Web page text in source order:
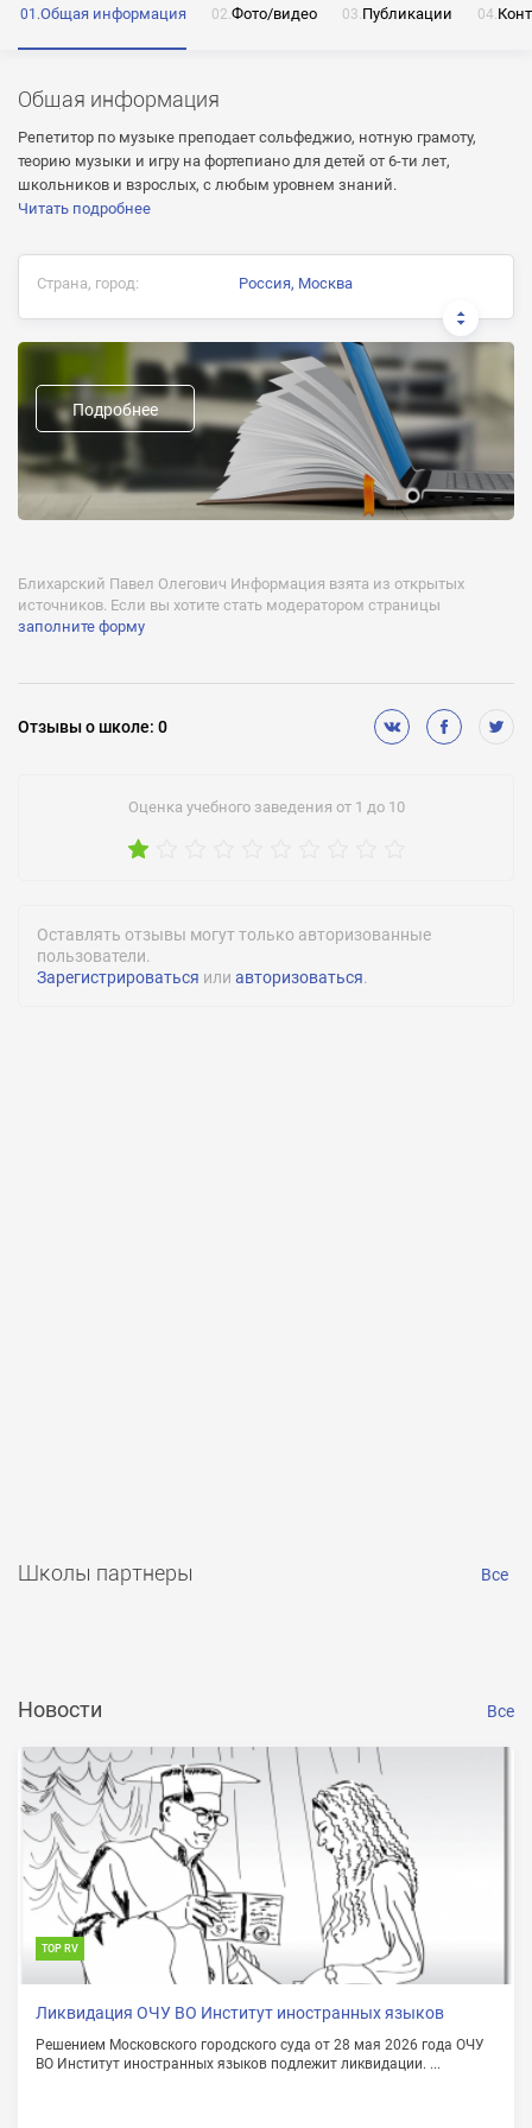
Общая информация Фото/видео Публикации
Общая информация
Репетитор по музыке преподает сольфеджио, нотную грамоту,
теорию музыки и игру на фортепиано для детей от 6-ти лет,
школьников и взрослых, с любым уровнем знаний.
Читать подробнее
Страна, город: Россия, Москва
Опыт работы:
Возрастные группы:
дети, школьники, студенты, взрослые
Репетитор языков народов СНГ:
Репетитор по музыке:
Клавишные инструменты, Репететоры по сольфеджио
Фортепиано , Сольфеджио
Подробнее
Блихарский Павел Олегович Информация взята из открытых
источников. Если вы хотите стать модератором страницы
заполните форму
Отзывыо школе: 0
Оценка учебного заведения от 1 до 10
Оставлять отзывы могут только авторизованные
пользователи.
Зарегистрироваться или авторизоваться.
Школы партнеры Все
ОТПРАВИТЬ
Нажимая на кнопку «Отправить» я даю согласие
на обработку моих персональных данных
Нажимая на кнопку «Отправить» я даю согласие
на обработку моих персональных данных
Нажимая на кнопку «Отправить» я даю согласие
на обработку моих персональных данных